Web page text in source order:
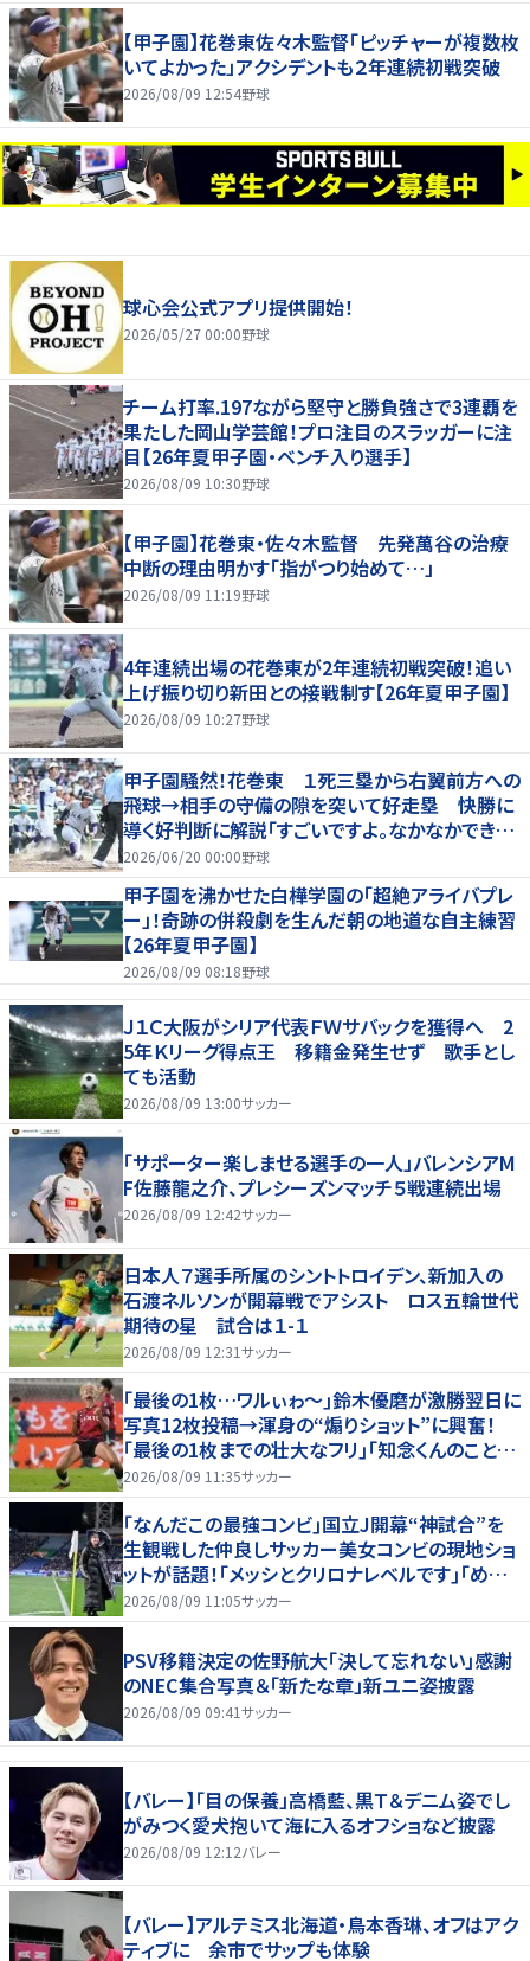
【甲子園】花巻東佐々木監督「ピッチャーが複数枚
いてよかった」アクシデントも２年連続初戦突破
2026/08/09 12:54野球
球心会公式アプリ提供開始！
2026/05/27 00:00野球
チーム打率.197ながら堅守と勝負強さで3連覇を
果たした岡山学芸館！プロ注目のスラッガーに注
目【26年夏甲子園・ベンチ入り選手】
2026/08/09 10:30野球
【甲子園】花巻東・佐々木監督 先発萬谷の治療
中断の理由明かす「指がつり始めて…」
2026/08/09 11:19野球
4年連続出場の花巻東が2年連続初戦突破！追い
上げ振り切り新田との接戦制す【26年夏甲子園】
2026/08/09 10:27野球
甲子園騒然！花巻東 １死三塁から右翼前方への
飛球→相手の守備の隙を突いて好走塁 快勝に
導く好判断に解説「すごいですよ。なかなかできな
いプレー」
2026/06/20 00:00野球
甲子園を沸かせた白樺学園の「超絶アライバプレ
ー」！奇跡の併殺劇を生んだ朝の地道な自主練習
【26年夏甲子園】
2026/08/09 08:18野球
Ｊ１Ｃ大阪がシリア代表ＦＷサバックを獲得へ 2
5年Ｋリーグ得点王 移籍金発生せず 歌手とし
ても活動
2026/08/09 13:00サッカー
「サポーター楽しませる選手の一人」バレンシアM
F佐藤龍之介、プレシーズンマッチ５戦連続出場
2026/08/09 12:42サッカー
日本人７選手所属のシントトロイデン、新加入の
石渡ネルソンが開幕戦でアシスト ロス五輪世代
期待の星 試合は１-１
2026/08/09 12:31サッカー
｢最後の1枚…ワルぃゎ〜｣鈴木優磨が激勝翌日に
写真12枚投稿→渾身の“煽りショット”に興奮！
｢最後の1枚までの壮大なフリ｣｢知念くんのことど
んだけ好きなんよｗ｣
2026/08/09 11:35サッカー
｢なんだこの最強コンビ｣国立J開幕“神試合”を
生観戦した仲良しサッカー美女コンビの現地ショ
ットが話題！｢メッシとクリロナレベルです｣｢めちゃ
くちゃ可愛い｣
2026/08/09 11:05サッカー
PSV移籍決定の佐野航大「決して忘れない」感謝
のNEC集合写真＆「新たな章」新ユニ姿披露
2026/08/09 09:41サッカー
【バレー】「目の保養」高橋藍、黒Ｔ＆デニム姿でし
がみつく愛犬抱いて海に入るオフショなど披露
2026/08/09 12:12バレー
【バレー】アルテミス北海道・鳥本香琳、オフはアク
ティブに 余市でサップも体験